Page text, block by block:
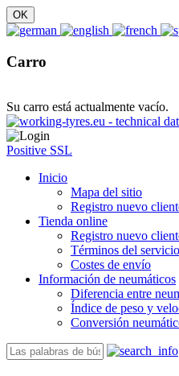
Carro
Su carro está actualmente vacío.
Positive SSL
Inicio
Mapa del sitio
Registro nuevo
Tienda online
Registro nuevo
Términos del servicio
Costes de envío
Información de neumáticos
Diferencia entre
Índice de peso y
Conversión